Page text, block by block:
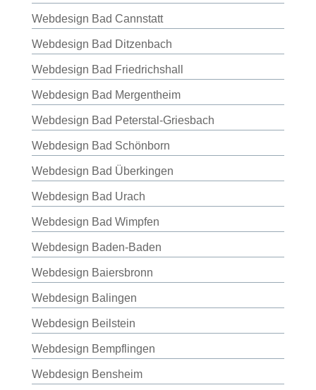
Webdesign Bad Cannstatt
Webdesign Bad Ditzenbach
Webdesign Bad Friedrichshall
Webdesign Bad Mergentheim
Webdesign Bad Peterstal-Griesbach
Webdesign Bad Schönborn
Webdesign Bad Überkingen
Webdesign Bad Urach
Webdesign Bad Wimpfen
Webdesign Baden-Baden
Webdesign Baiersbronn
Webdesign Balingen
Webdesign Beilstein
Webdesign Bempflingen
Webdesign Bensheim